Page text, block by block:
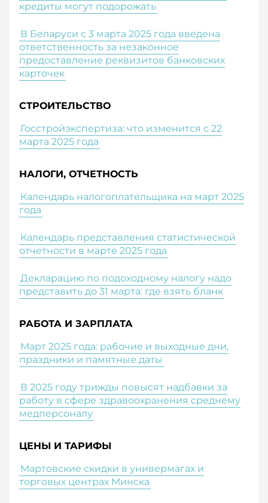
кредиты могут подорожать
В Беларуси c 3 марта 2025 года введена
ответственность за незаконное
предоставление реквизитов банковских
карточек
СТРОИТЕЛЬСТВО
Госстройэкспертиза: что изменится с 22
марта 2025 года
НАЛОГИ, ОТЧЕТНОСТЬ
Календарь налогоплательщика на март 2025
года
Календарь представления статистической
отчетности в марте 2025 года
Декларацию по подоходному налогу надо
представить до 31 марта: где взять бланк
РАБОТА И ЗАРПЛАТА
Март 2025 года: рабочие и выходные дни,
праздники и памятные даты
В 2025 году трижды повысят надбавки за
работу в сфере здравоохранения среднему
медперсоналу
ЦЕНЫ И ТАРИФЫ
Мартовские скидки в универмагах и
торговых центрах Минска